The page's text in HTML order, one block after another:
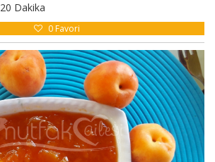
20 Dakika
0 Favori